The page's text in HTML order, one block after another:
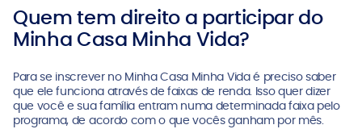
Quem tem direito a participar do
Minha Casa Minha Vida?
Para se inscrever no Minha Casa Minha Vida é preciso saber
que ele funciona através de faixas de renda. Isso quer dizer
que você e sua família entram numa determinada faixa pelo
programa, de acordo com o que vocês ganham por mês.